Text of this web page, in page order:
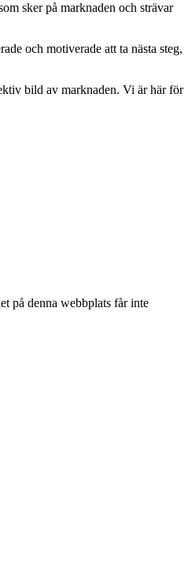
sker på marknaden och strävar
och motiverade att ta nästa steg,
bild av marknaden. Vi är här för
på denna webbplats får inte